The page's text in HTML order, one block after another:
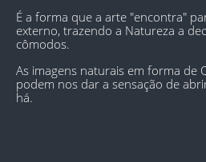
É a forma que a arte "encontra"
externo, trazendo a Natureza a
cômodos.
As imagens naturais em forma de
podem nos dar a sensação de
há.